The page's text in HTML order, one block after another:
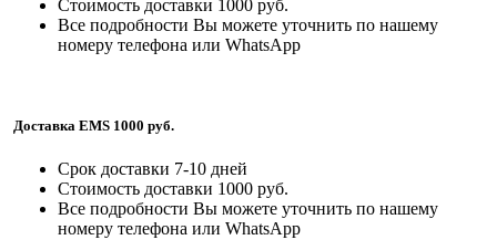
Стоимость доставки 1000 руб.
Все подробности Вы можете уточнить по нашему
номеру телефона или WhatsApp
Доставка EMS 1000 руб.
Срок доставки 7-10 дней
Стоимость доставки 1000 руб.
Все подробности Вы можете уточнить по нашему
номеру телефона или WhatsApp